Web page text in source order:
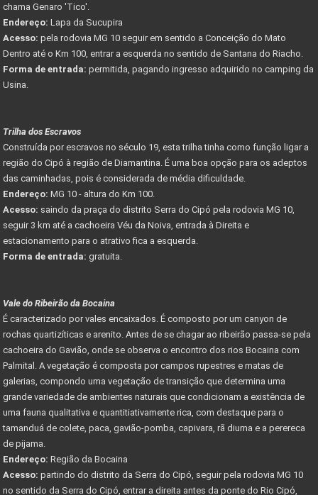
chama Genaro 'Tico'.
Endereço: Lapa da Sucupira
Acesso: pela rodovia MG 10 seguir em sentido a Conceição do Mato
Dentro até o Km 100, entrar a esquerda no sentido de Santana do Riacho.
Forma de entrada: permitida, pagando ingresso adquirido no camping da
Usina.
Trilha dos Escravos
Construída por escravos no século 19, esta trilha tinha como função ligar a
região do Cipó à região de Diamantina. É uma boa opção para os adeptos
das caminhadas, pois é considerada de média dificuldade.
Endereço: MG 10 - altura do Km 100.
Acesso: saindo da praça do distrito Serra do Cipó pela rodovia MG 10,
seguir 3 km até a cachoeira Véu da Noiva, entrada à Direita e
estacionamento para o atrativo fica a esquerda.
Forma de entrada: gratuita.
Vale do Ribeirão da Bocaina
É caracterizado por vales encaixados. É composto por um canyon de
rochas quartizíticas e arenito. Antes de se chagar ao ribeirão passa-se pela
cachoeira do Gavião, onde se observa o encontro dos rios Bocaina com
Palmital. A vegetação é composta por campos rupestres e matas de
galerias, compondo uma vegetação de transição que determina uma
grande variedade de ambientes naturais que condicionam a existência de
uma fauna qualitativa e quantitiativamente rica, com destaque para o
tamanduá de colete, paca, gavião-pomba, capivara, rã diurna e a perereca
de pijama.
Endereço: Região da Bocaina
Acesso: partindo do distrito da Serra do Cipó, seguir pela rodovia MG 10
no sentido da Serra do Cipó, entrar a direita antes da ponte do Rio Cipó,